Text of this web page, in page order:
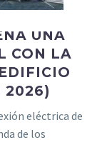
UNA
CON LA
2026)
eléctrica de
de los